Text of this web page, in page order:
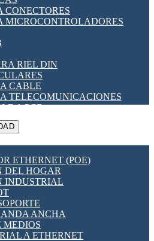
PANEL
DE CARRERA
Y TC'S DE CORRIENTE
LÓGICO PROGRAMABLES
DE HORARIO
[VDF]
CONECTORES
MICROCONTROLADORES
RIEL DIN
CABLE
TELECOMUNICACIONES
A PCB
CABLE
ETHERNET (POE)
DEL HOGAR
INDUSTRIAL
ANCHA
MEDIOS
A ETHERNET